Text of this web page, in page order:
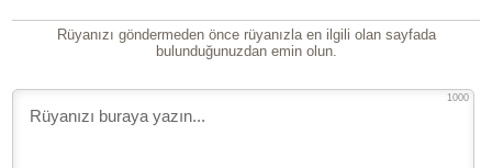
Rüyanızı göndermeden önce rüyanızla en ilgili olan sayfada
bulunduğunuzdan emin olun.
1000